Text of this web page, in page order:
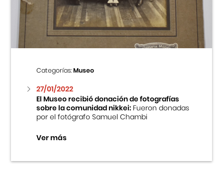
Centro Cultural Peruano Japonés
Museo de la Inmigración Japonesa
Fondo Editorial
Teatro Peruano Japonés
Categorías:Museo
27/01/2022
El Museo recibió donación de fotografías
sobre la comunidad nikkei:Fueron donadas
por el fotógrafo Samuel Chambi
Ver más